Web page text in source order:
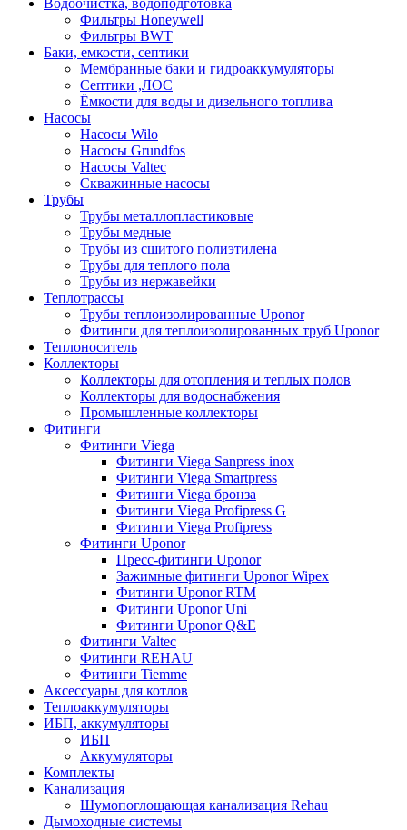
Водоочистка, водоподготовка
Фильтры Honeywell
Фильтры BWT
Баки, емкости, септики
Мембранные баки и гидроаккумуляторы
Септики ,ЛОС
Ёмкости для воды и дизельного топлива
Насосы
Насосы Wilo
Насосы Grundfos
Насосы Valtec
Скважинные насосы
Трубы
Трубы металлопластиковые
Трубы медные
Трубы из сшитого полиэтилена
Трубы для теплого пола
Трубы из нержавейки
Теплотрассы
Трубы теплоизолированные Uponor
Фитинги для теплоизолированных труб Uponor
Теплоноситель
Коллекторы
Коллекторы для отопления и теплых полов
Коллекторы для водоснабжения
Промышленные коллекторы
Фитинги
Фитинги Viega
Фитинги Viega Sanpress inox
Фитинги Viega Smartpress
Фитинги Viega бронза
Фитинги Viega Profipress G
Фитинги Viega Profipress
Фитинги Uponor
Пресс-фитинги Uponor
Зажимные фитинги Uponor Wipex
Фитинги Uponor RTM
Фитинги Uponor Uni
Фитинги Uponor Q&E
Фитинги Valtec
Фитинги REHAU
Фитинги Tiemme
Аксессуары для котлов
Теплоаккумуляторы
ИБП, аккумуляторы
ИБП
Аккумуляторы
Комплекты
Канализация
Шумопоглощающая канализация Rehau
Дымоходные системы